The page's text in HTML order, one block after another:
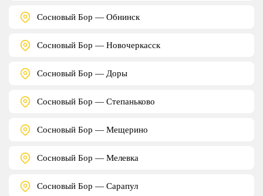
Сосновый Бор — Обнинск
Сосновый Бор — Новочеркасск
Сосновый Бор — Доры
Сосновый Бор — Степаньково
Сосновый Бор — Мещерино
Сосновый Бор — Мелевка
Сосновый Бор — Сарапул